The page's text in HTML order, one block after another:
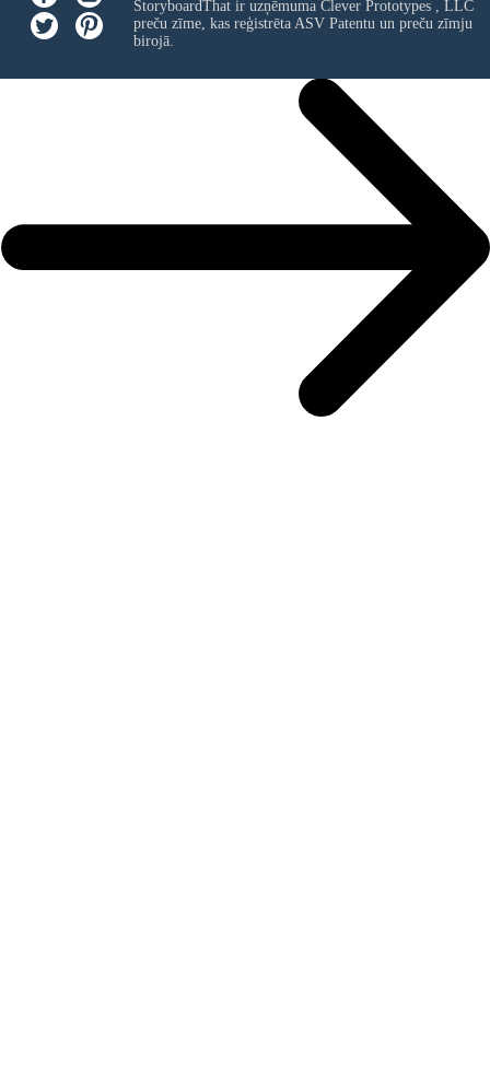
StoryboardThat ir uzņēmuma Clever Prototypes , LLC
preču zīme, kas reģistrēta ASV Patentu un preču zīmju
birojā.